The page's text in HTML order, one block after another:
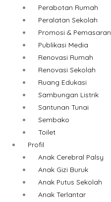
Perabotan Rumah
Peralatan Sekolah
Promosi & Pemasaran
Publikasi Media
Renovasi Rumah
Renovasi Sekolah
Ruang Edukasi
Sambungan Listrik
Santunan Tunai
Sembako
Toilet
Profil
Anak Cerebral Palsy
Anak Gizi Buruk
Anak Putus Sekolah
Anak Terlantar